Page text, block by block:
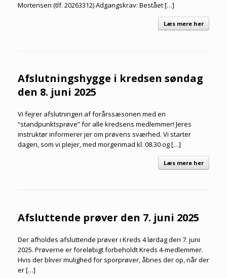
Mortensen (tlf. 20263312) Adgangskrav: Bestået […]
Læs mere her
Afslutningshygge i kredsen søndag
den 8. juni 2025
Vi fejrer afslutningen af forårssæsonen med en
“standpunktsprøve” for alle kredsens medlemmer! Jeres
instruktør informerer jer om prøvens sværhed. Vi starter
dagen, som vi plejer, med morgenmad kl. 08.30 og […]
Læs mere her
Afsluttende prøver den 7. juni 2025
Der afholdes afsluttende prøver i Kreds 4 lørdag den 7. juni
2025. Prøverne er foreløbigt forbeholdt Kreds 4-medlemmer.
Hvis der bliver mulighed for sporprøver, åbnes der op, når der
er […]